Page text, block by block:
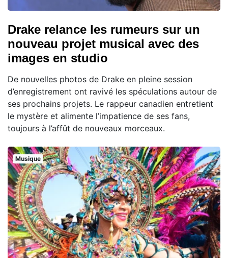
Drake relance les rumeurs sur un
nouveau projet musical avec des
images en studio
De nouvelles photos de Drake en pleine session
d’enregistrement ont ravivé les spéculations autour de
ses prochains projets. Le rappeur canadien entretient
le mystère et alimente l’impatience de ses fans,
toujours à l’affût de nouveaux morceaux.
Musique